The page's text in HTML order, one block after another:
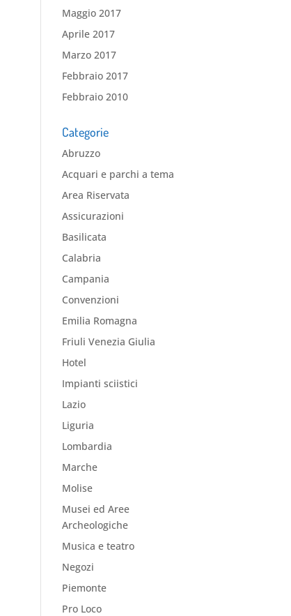
Maggio 2017
Aprile 2017
Marzo 2017
Febbraio 2017
Febbraio 2010
Categorie
Abruzzo
Acquari e parchi a tema
Area Riservata
Assicurazioni
Basilicata
Calabria
Campania
Convenzioni
Emilia Romagna
Friuli Venezia Giulia
Hotel
Impianti sciistici
Lazio
Liguria
Lombardia
Marche
Molise
Musei ed Aree
Archeologiche
Musica e teatro
Negozi
Piemonte
Pro Loco